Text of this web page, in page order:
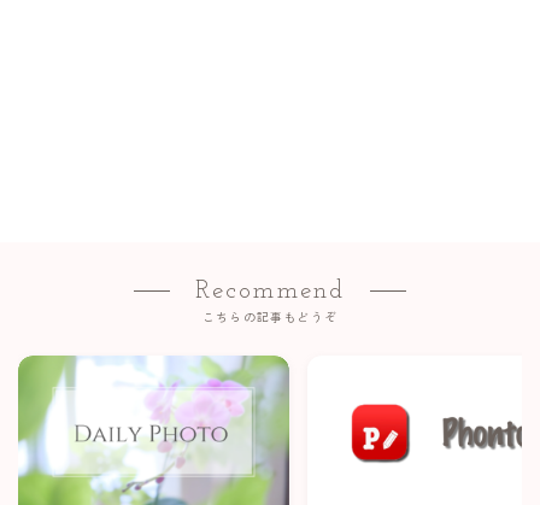
Recommend
こちらの記事もどうぞ